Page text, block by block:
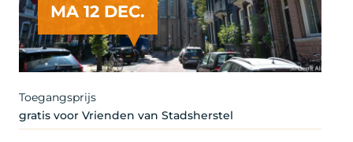
MA 12 DEC.
Copyright @Gerrit Alink
Toegangsprijs
gratis voor Vrienden van Stadsherstel